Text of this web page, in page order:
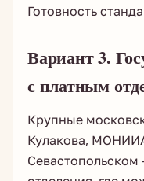
Готовность
Вариант 3.
с платным
Крупные
Кулакова,